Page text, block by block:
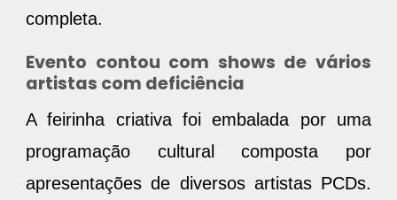
completa.
Evento contou com shows de vários
artistas com deficiência
A feirinha criativa foi embalada por uma
programação cultural composta por
apresentações de diversos artistas PCDs.